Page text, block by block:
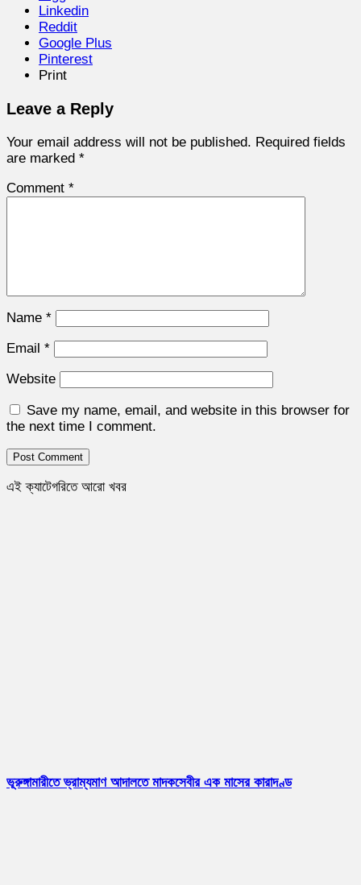
Linkedin
Reddit
Google Plus
Pinterest
Print
Leave a Reply
Your email address will not be published. Required fields
are marked *
Comment *
Name *
Email *
Website
Save my name, email, and website in this browser for
the next time I comment.
এই ক্যাটেগরিতে আরো খবর
ভূরুঙ্গামারীতে ভ্রাম্যমাণ আদালতে মাদকসেবীর এক মাসের কারাদণ্ড